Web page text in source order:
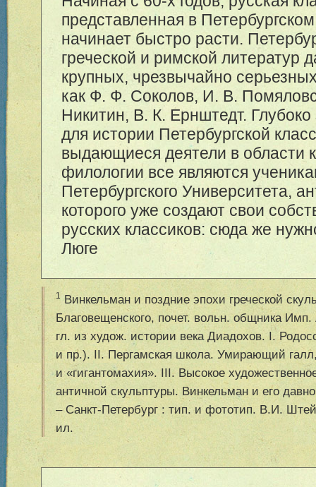
представленная в
начинает быстро расти.
греческой и римской литератур
крупных, чрезвычайно
как Ф. Ф. Соколов, И. В.
Никитин, В. К. Ернштедт.
для истории Петербургской
выдающиеся деятели в области
филологии все являются
Петербургского Университета,
которого уже создают свои
русских классиков: сюда же
Люге
1 Винкельман и поздние эпохи греческой
Благовещенского, почет. вольн. общника
гл. из худож. истории века Диадохов. I.
и пр.). II. Пергамская школа. Умирающий
и «гигантомахия». III. Высокое
античной скульптуры. Винкельман и его
– Санкт-Петербург : тип. и фототип. В.И.
ил.